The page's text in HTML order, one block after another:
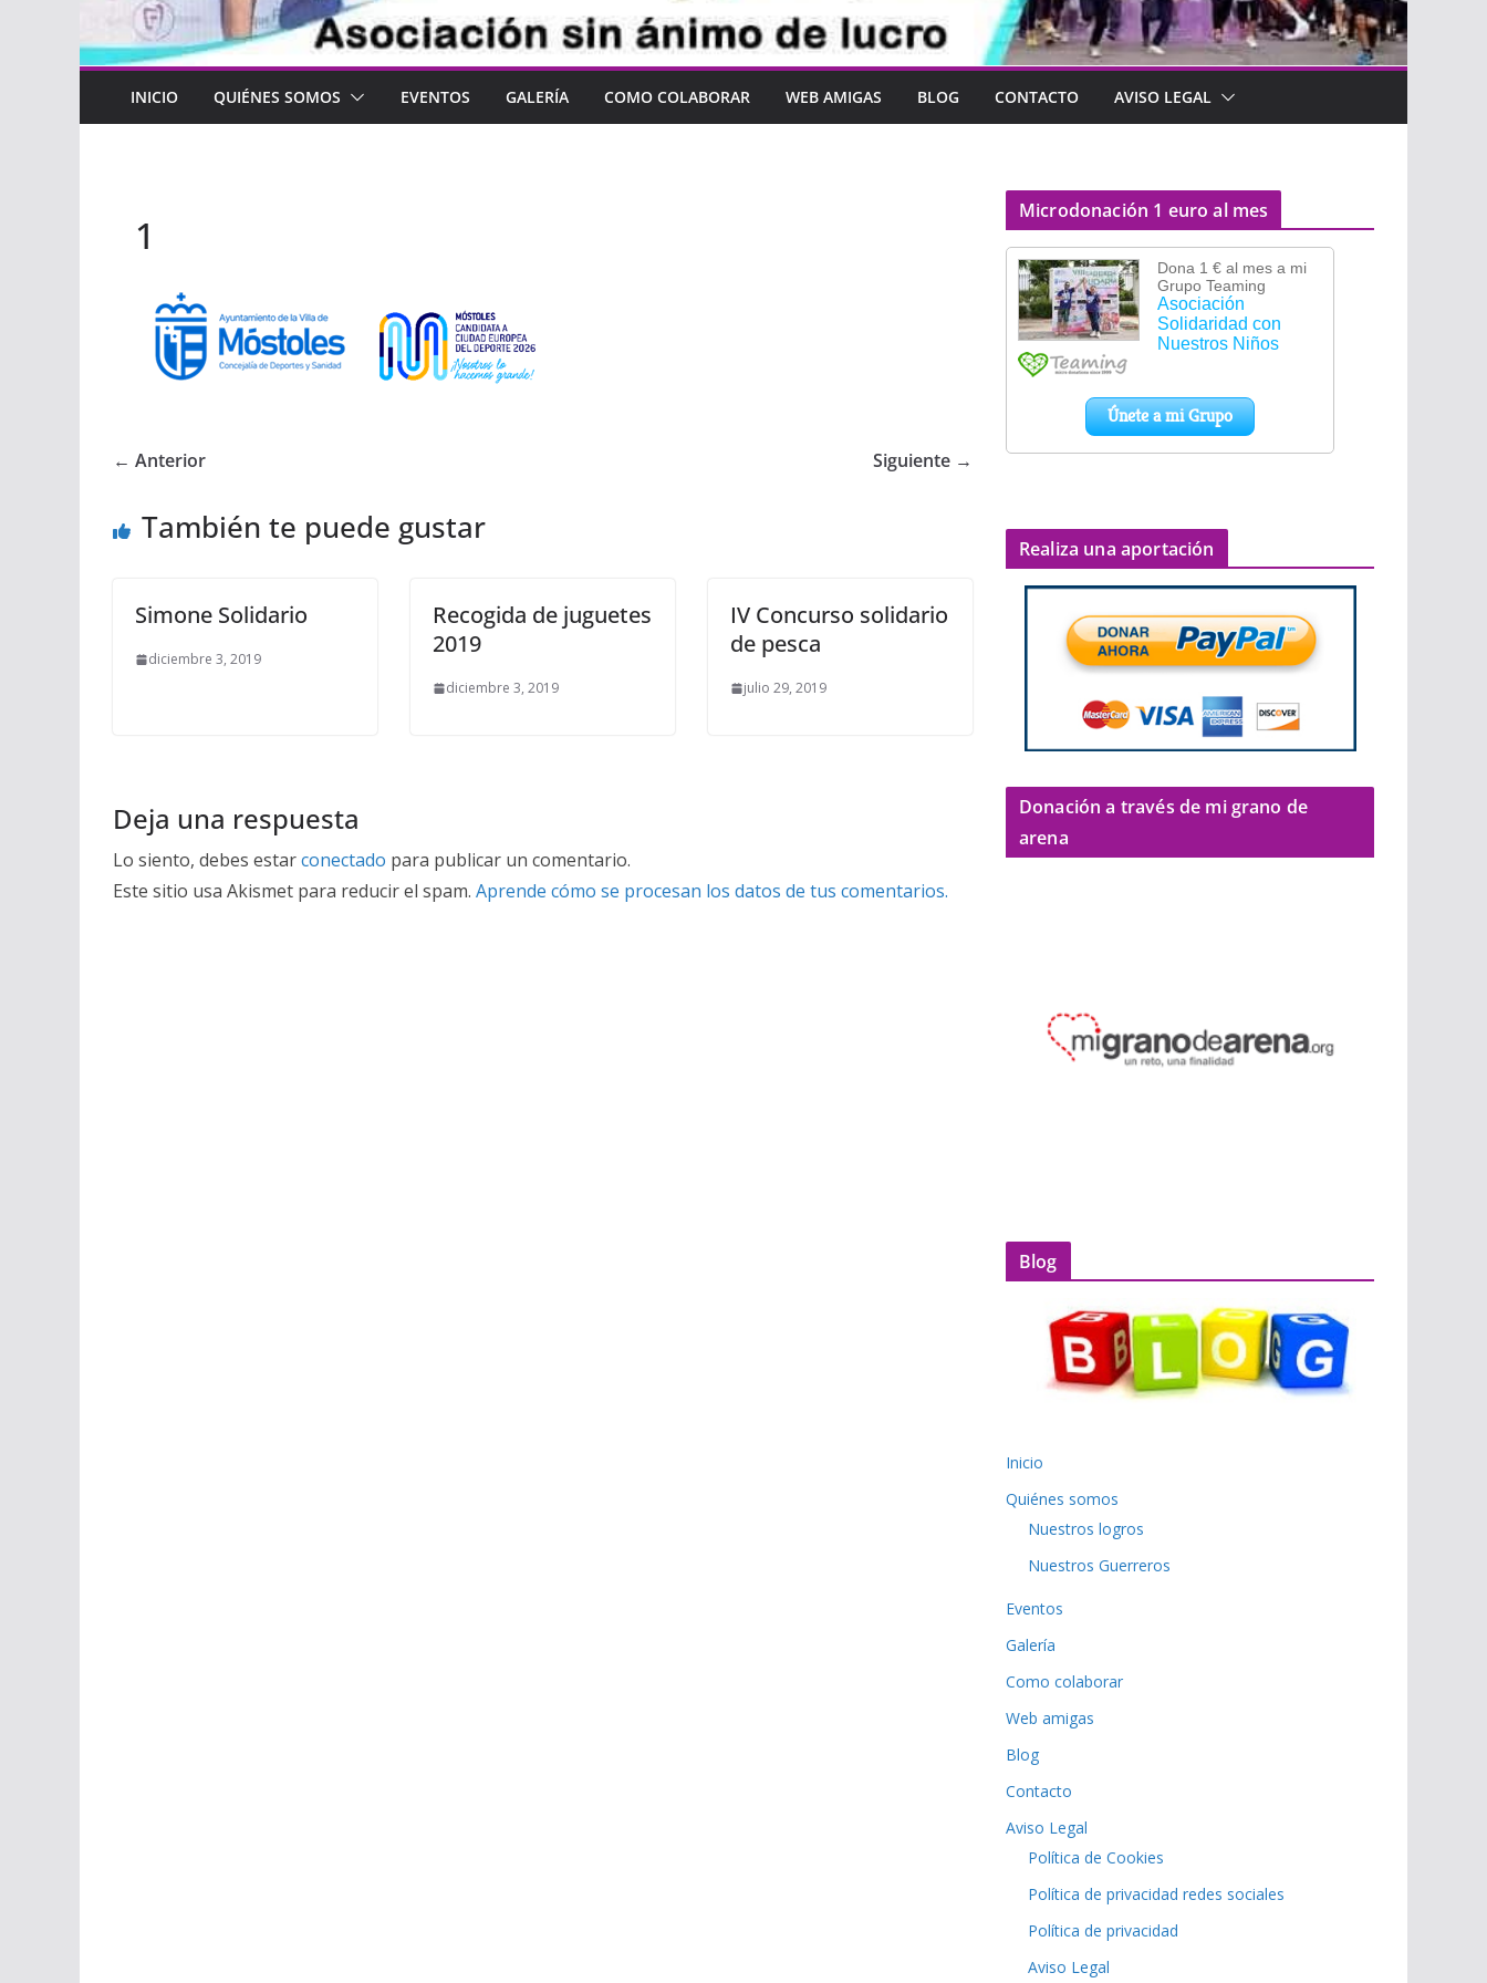
INICIO QUIÉNES SOMOS EVENTOS GALERÍA COMO COLABORAR WEB AMIGAS BLOG CONTACTO AVISO LEGAL
1
← Anterior Siguiente →
También te puede gustar
Simone Solidario
diciembre 3, 2019
Recogida de juguetes
2019
diciembre 3, 2019
IV Concurso solidario
de pesca
julio 29, 2019
Deja una respuesta
Lo siento, debes estarconectado para publicar un comentario.
Este sitio usa Akismet para reducir el spam. Aprende cómo se procesan los datos de tus comentarios.
Microdonación 1 euro al mes
Realiza una aportación
Donación a través de mi grano de
arena
Blog
Inicio
Quiénes somos
Nuestros logros
Nuestros Guerreros
Eventos
Galería
Como colaborar
Web amigas
Blog
Contacto
Aviso Legal
Política de Cookies
Política de privacidad redes sociales
Política de privacidad
Aviso Legal